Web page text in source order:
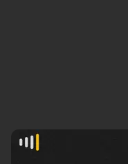
Agronegócios